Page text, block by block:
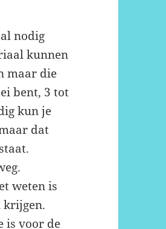
nodig
kunnen
maar die
bent, 3 tot
kun je
dat
weten is
krijgen.
is voor de